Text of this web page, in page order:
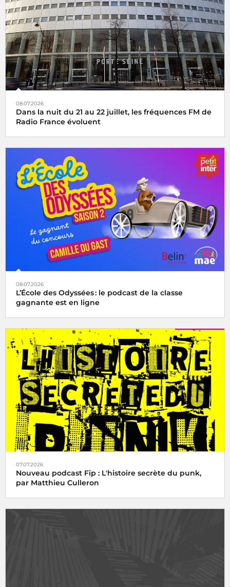
08.07.2026
Dans la nuit du 21 au 22 juillet, les fréquences FM de
Radio France évoluent
08.07.2026
L’École des Odyssées : le podcast de la classe
gagnante est en ligne
07.07.2026
Nouveau podcast Fip : L'histoire secrète du punk,
par Matthieu Culleron